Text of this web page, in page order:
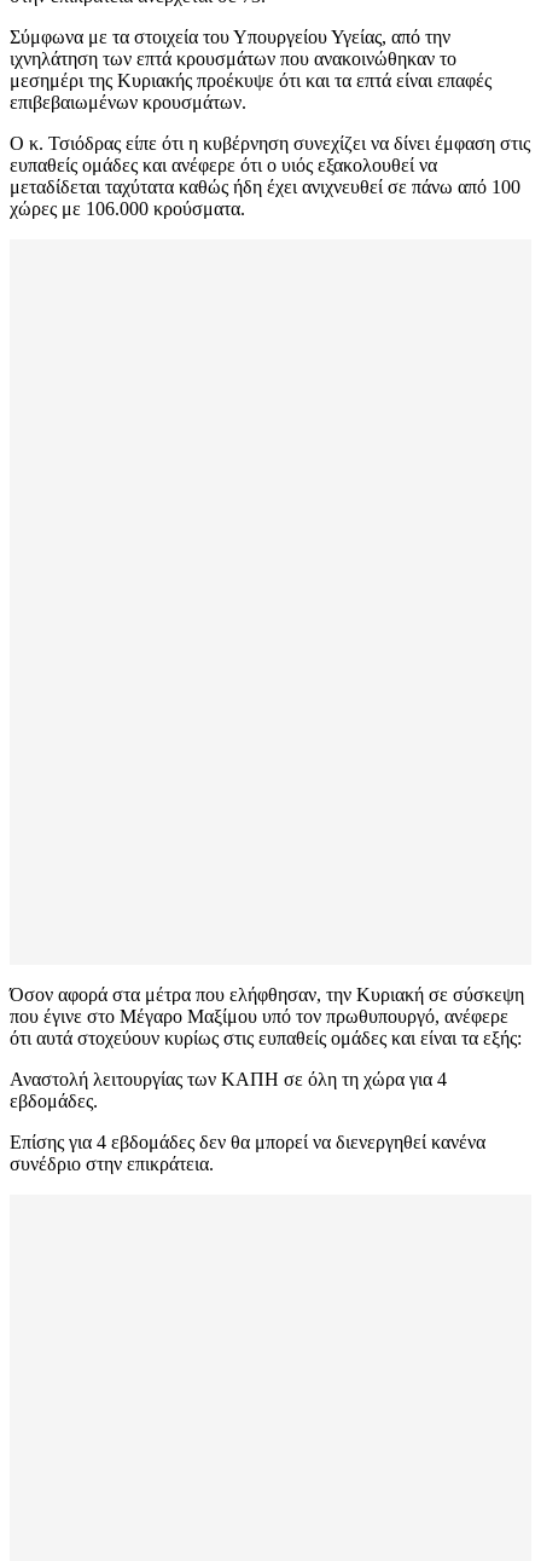
Σύμφωνα με τα στοιχεία του Υπουργείου Υγείας, από την
ιχνηλάτηση των επτά κρουσμάτων που ανακοινώθηκαν το
μεσημέρι της Κυριακής προέκυψε ότι και τα επτά είναι επαφές
επιβεβαιωμένων κρουσμάτων.
Ο κ. Τσιόδρας είπε ότι η κυβέρνηση συνεχίζει να δίνει έμφαση στις
ευπαθείς ομάδες και ανέφερε ότι ο υιός εξακολουθεί να
μεταδίδεται ταχύτατα καθώς ήδη έχει ανιχνευθεί σε πάνω από 100
χώρες με 106.000 κρούσματα.
Όσον αφορά στα μέτρα που ελήφθησαν, την Κυριακή σε σύσκεψη
που έγινε στο Μέγαρο Μαξίμου υπό τον πρωθυπουργό, ανέφερε
ότι αυτά στοχεύουν κυρίως στις ευπαθείς ομάδες και είναι τα εξής:
Αναστολή λειτουργίας των ΚΑΠΗ σε όλη τη χώρα για 4
εβδομάδες.
Επίσης για 4 εβδομάδες δεν θα μπορεί να διενεργηθεί κανένα
συνέδριο στην επικράτεια.